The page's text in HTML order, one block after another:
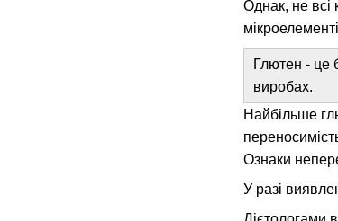
Однак, не всі
Глютен - це
виробах.
Найбільше
Ознаки
У разі